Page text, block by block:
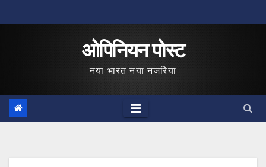
to
ओपिनियन पोस्ट
नया भारत नया नजरिया